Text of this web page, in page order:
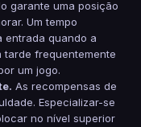
garante uma posição
Um tempo
entrada quando a
frequentemente
um jogo.
As recompensas de
Especializar-se
no nível superior